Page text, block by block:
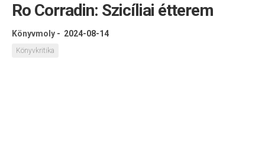
Ro Corradin: Szicíliai étterem
Könyvmoly - 2024-08-14
Könyvkritika